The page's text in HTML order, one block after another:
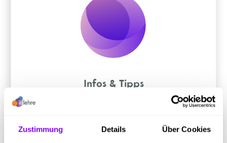
Zustimmung Details Über Cookies
Infos & Tipps
Ob Schnupperlehre, Bewerbungsratgeber
Details.